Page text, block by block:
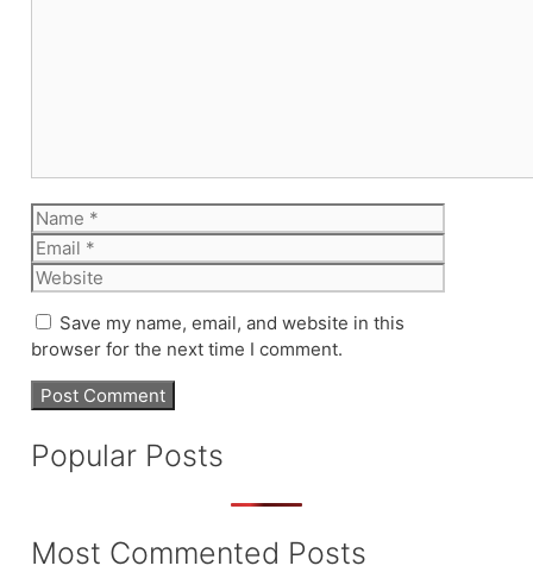
Name
Email
Website
Save my name, email, and website in this
browser for the next time I comment.
Popular Posts
Most Commented Posts